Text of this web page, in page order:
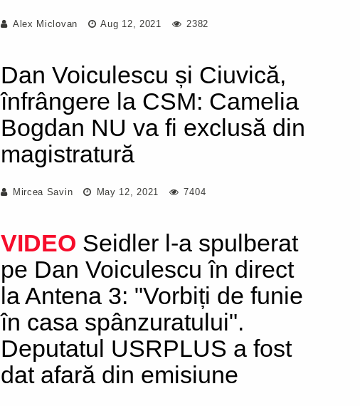
Alex Miclovan Aug 12, 2021 2382
Dan Voiculescu și Ciuvică,
înfrângere la CSM: Camelia
Bogdan NU va fi exclusă din
magistratură
Mircea Savin May 12, 2021 7404
VIDEO Seidler l-a spulberat
pe Dan Voiculescu în direct
la Antena 3: "Vorbiți de funie
în casa spânzuratului".
Deputatul USRPLUS a fost
dat afară din emisiune